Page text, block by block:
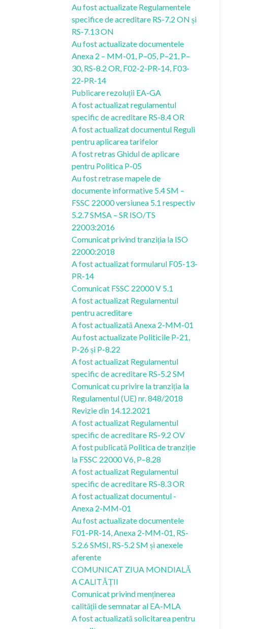
Au fost actualizate Regulamentele
specifice de acreditare RS-7.2 ON și
RS-7.13 ON
Au fost actualizate documentele
Anexa 2 – MM-01, P–05, P–21, P–
30, RS-8.2 OR, F02-2-PR-14, F03-
22-PR-14
Publicare rezoluții EA-GA
A fost actualizat regulamentul
specific de acreditare RS-8.4 OR
A fost actualizat documentul Reguli
pentru aplicarea tarifelor
A fost retras Ghidul de aplicare
pentru Politica P-05
Au fost retrase mapele de
documente informative 5.4 SM –
FSSC 22000 versiunea 5.1 respectiv
5.2.7 SMSA – SR ISO/TS
22003:2016
Comunicat privind tranziția la ISO
22000:2018
A fost actualizat formularul F05-13-
PR-14
Comunicat FSSC 22000 V 5.1
A fost actualizat Regulamentul
pentru acreditare
A fost actualizată Anexa 2-MM-01
Au fost actualizate Politicile P-21,
P-26 și P-8.22
A fost actualizat Regulamentul
specific de acreditare RS-5.2 SM
Comunicat cu privire la tranziția la
Regulamentul (UE) nr. 848/2018
Revizie din 14.12.2021
A fost actualizat Regulamentul
specific de acreditare RS-9.2 OV
A fost publicată Politica de tranziție
la FSSC 22000 V6, P–8.28
A fost actualizat Regulamentul
specific de acreditare RS-8.3 OR
A fost actualizat documentul -
Anexa 2-MM-01
Au fost actualizate documentele
F01-PR-14, Anexa 2-MM-01, RS-
5.2.6 SMSI, RS-5.2 SM și anexele
aferente
COMUNICAT ZIUA MONDIALĂ
A CALITĂȚII
Comunicat privind menținerea
calității de semnatar al EA-MLA
A fost actualizată solicitarea pentru